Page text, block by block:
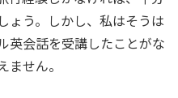
ょう。しかし、私はそうは
英会話を受講したことがな
せん。